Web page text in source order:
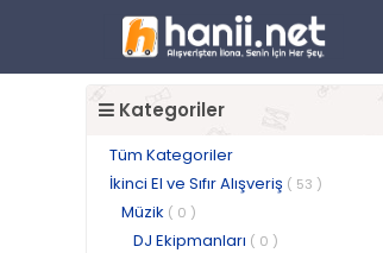
Kategoriler
Tüm Kategoriler
İkinci El ve Sıfır Alışveriş ( 53 )
Müzik ( 0 )
DJ Ekipmanları ( 0 )